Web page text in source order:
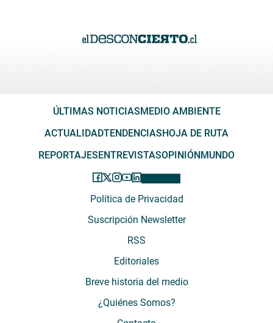
ÚLTIMAS NOTICIAS MEDIO AMBIENTE
ACTUALIDADTENDENCIAS HOJA DE RUTA
REPORTAJES ENTREVISTASOPINIÓN MUNDO
Política de Privacidad
Suscripción Newsletter
RSS
Editoriales
Breve historia del medio
¿Quiénes Somos?